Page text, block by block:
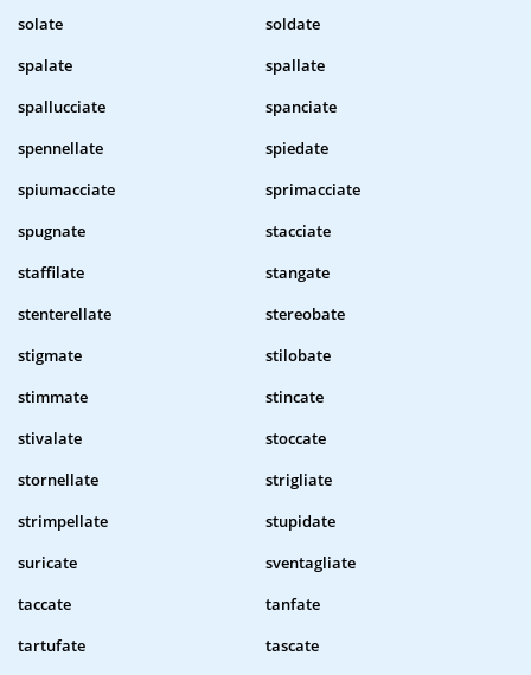
solate
soldate
spalate
spallate
spallucciate
spanciate
spennellate
spiedate
spiumacciate
sprimacciate
spugnate
stacciate
staffilate
stangate
stenterellate
stereobate
stigmate
stilobate
stimmate
stincate
stivalate
stoccate
stornellate
strigliate
strimpellate
stupidate
suricate
sventagliate
taccate
tanfate
tartufate
tascate